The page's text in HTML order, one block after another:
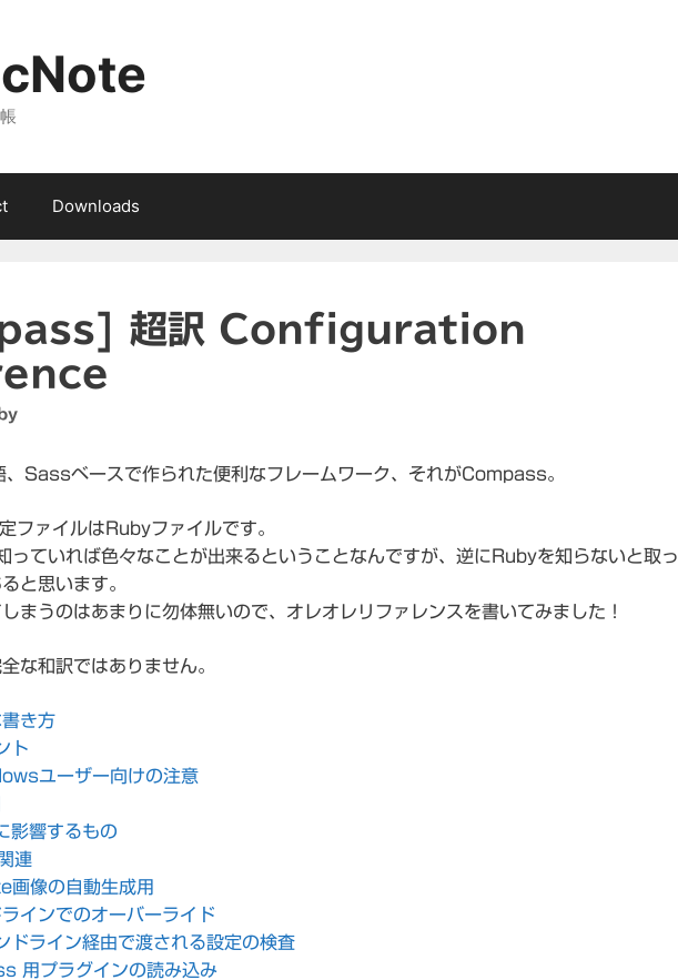
Downloads
超訳 Configuration
by
、Sassベースで作られた便利なフレームワーク、それがCompass。
ファイルはRubyファイルです。
っていれば色々なことが出来るということなんですが、逆にRubyを知らないと取っ
と思います。
まうのはあまりに勿体無いので、オレオレリファレンスを書いてみました！
な和訳ではありません。
き方
ト
ユーザー向けの注意
影響するもの
連
画像の自動生成用
インでのオーバーライド
ドライン経由で渡される設定の検査
用プラグインの読み込み